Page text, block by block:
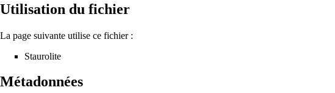
Utilisation du fichier
La page suivante utilise ce fichier :
Staurolite
Métadonnées